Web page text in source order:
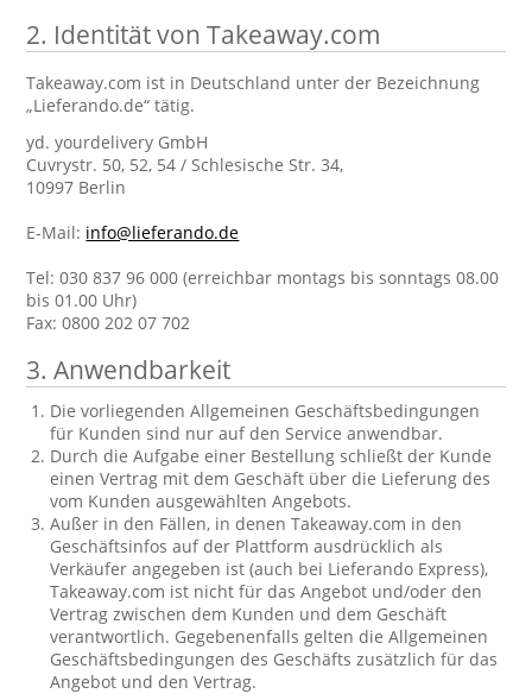
2. Identität von Takeaway.com
Takeaway.com ist in Deutschland unter der Bezeichnung
„Lieferando.de“ tätig.
yd. yourdelivery GmbH
Cuvrystr. 50, 52, 54 / Schlesische Str. 34,
10997 Berlin
E-Mail: info@lieferando.de
Tel: 030 837 96 000 (erreichbar montags bis sonntags 08.00
bis 01.00 Uhr)
Fax: 0800 202 07 702
3. Anwendbarkeit
Die vorliegenden Allgemeinen Geschäftsbedingungen
für Kunden sind nur auf den Service anwendbar.
Durch die Aufgabe einer Bestellung schließt der Kunde
einen Vertrag mit dem Geschäft über die Lieferung des
vom Kunden ausgewählten Angebots.
Außer in den Fällen, in denen Takeaway.com in den
Geschäftsinfos auf der Plattform ausdrücklich als
Verkäufer angegeben ist (auch bei Lieferando Express),
Takeaway.com ist nicht für das Angebot und/oder den
Vertrag zwischen dem Kunden und dem Geschäft
verantwortlich. Gegebenenfalls gelten die Allgemeinen
Geschäftsbedingungen des Geschäfts zusätzlich für das
Angebot und den Vertrag.